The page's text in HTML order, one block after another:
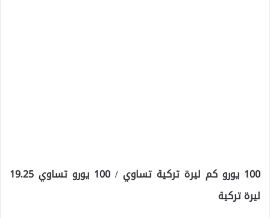
100 يورو كم ليرة تركية تساوي / 100 يورو تساوي 19.25
ليرة تركية